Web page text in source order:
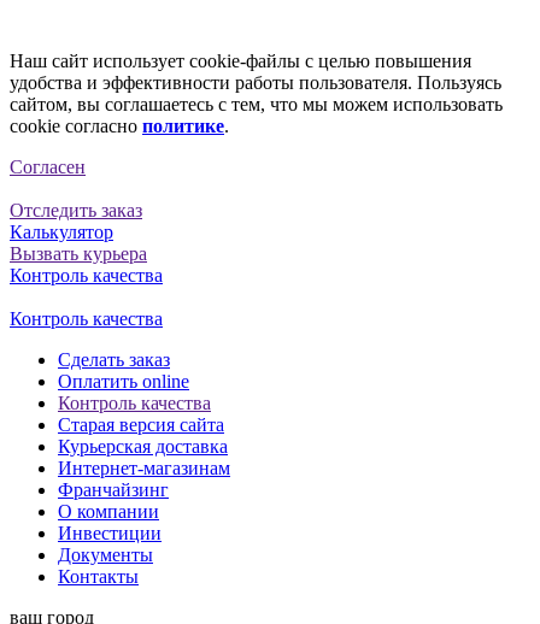
Наш сайт использует cookie-файлы с целью повышения
удобства и эффективности работы пользователя. Пользуясь
сайтом, вы соглашаетесь с тем, что мы можем использовать
cookie согласно политике.
Согласен
Отследить заказ
Калькулятор
Вызвать курьера
Контроль качества
Контроль качества
Сделать заказ
Оплатить online
Контроль качества
Старая версия сайта
Курьерская доставка
Интернет-магазинам
Франчайзинг
О компании
Инвестиции
Документы
Контакты
ваш город